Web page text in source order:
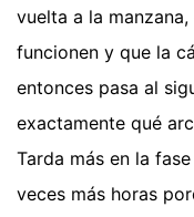
vuelta a la
funcionen y que la
entonces pasa al
exactamente qué
Tarda más en la
veces más horas